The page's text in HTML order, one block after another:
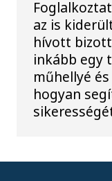
az is
hívott
inkább egy
műhellyé
hogyan